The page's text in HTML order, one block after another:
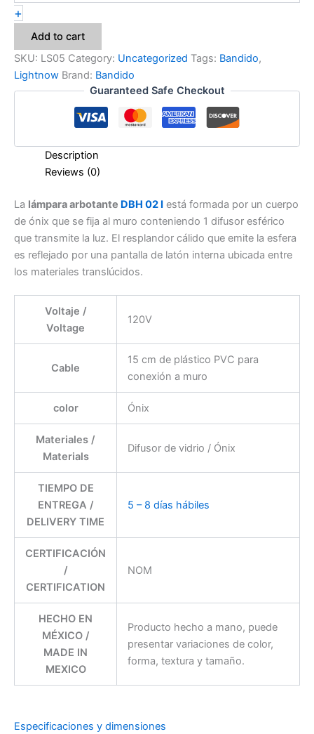
+
Add to cart
SKU: LS05 Category: Uncategorized Tags: Bandido,
Lightnow Brand: Bandido
Guaranteed Safe Checkout
Description
Reviews (0)
La lámpara arbotante DBH 02 I está formada por un cuerpo
de ónix que se fija al muro conteniendo 1 difusor esférico
que transmite la luz. El resplandor cálido que emite la esfera
es reflejado por una pantalla de latón interna ubicada entre
los materiales translúcidos.
Voltaje /
Voltage
120V
Cable
15 cm de plástico PVC para
conexión a muro
color Ónix
Materiales /
Materials
Difusor de vidrio / Ónix
TIEMPO DE
ENTREGA /
DELIVERY TIME
5 – 8 días hábiles
CERTIFICACIÓN
/
CERTIFICATION
NOM
HECHO EN
MÉXICO /
MADE IN
MEXICO
Producto hecho a mano, puede
presentar variaciones de color,
forma, textura y tamaño.
Especificaciones y dimensiones